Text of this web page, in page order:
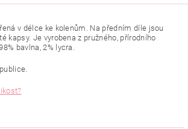
v délce ke kolenům. Na předním díle jsou
kapsy. Je vyrobena z pružného, přírodního
bavlna, 2% lycra.